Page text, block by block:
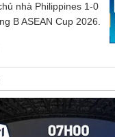
nhà Philippines 1-0
B ASEAN Cup 2026.